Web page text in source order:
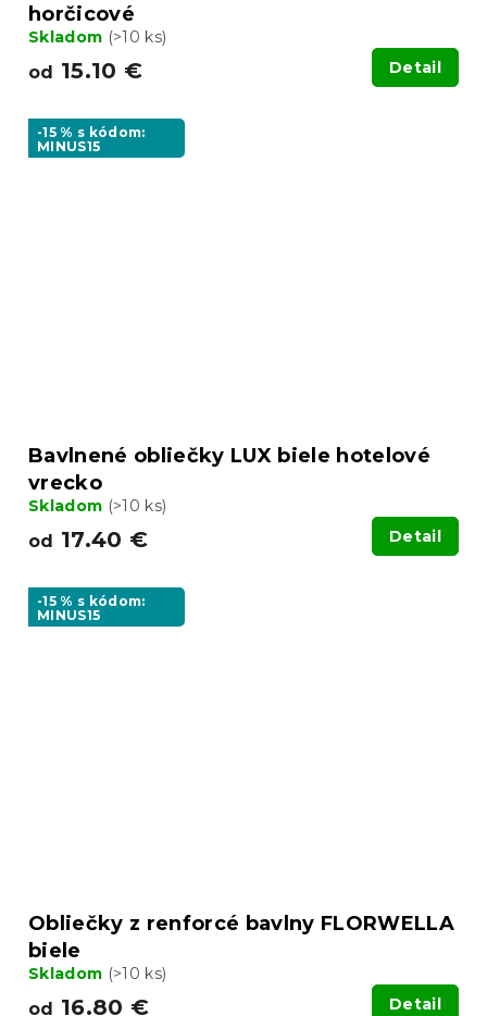
horčicové
Skladom (>10 ks)
od 15.10 € Detail
-15 % s kódom:
MINUS15
Bavlnené obliečky LUX biele hotelové
vrecko
Skladom (>10 ks)
od 17.40 € Detail
-15 % s kódom:
MINUS15
Obliečky z renforcé bavlny FLORWELLA
biele
Skladom (>10 ks)
od 16.80 € Detail